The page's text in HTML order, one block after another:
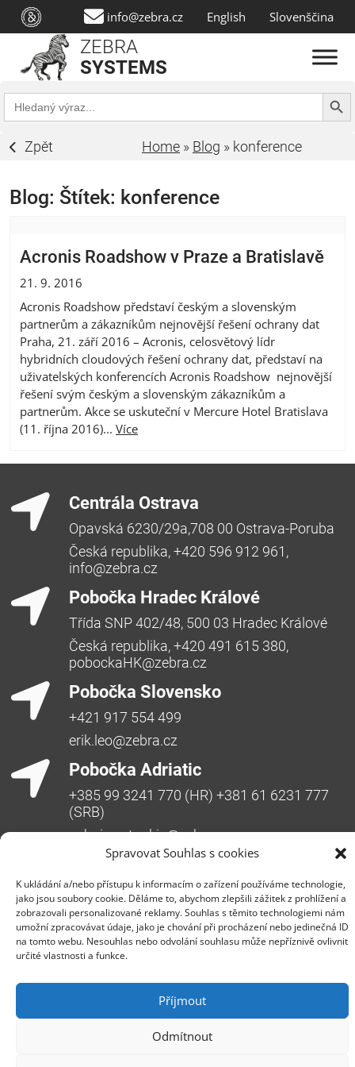
Spravovat Souhlas s cookies
K ukládání a/nebo přístupu k informacím o zařízení používáme technologie,
jako jsou soubory cookie. Děláme to, abychom zlepšili zážitek z prohlížení a
zobrazovali personalizované reklamy. Souhlas s těmito technologiemi nám
umožní zpracovávat údaje, jako je chování při procházení nebo jedinečná ID
na tomto webu. Nesouhlas nebo odvolání souhlasu může nepříznivě ovlivnit
určité vlastnosti a funkce.
Příjmout
Odmítnout
info@zebra.cz English Slovenščina
ZEBRA
SYSTEMS
Search
for:
Search
Zpět Home » Blog » konference
Blog: Štítek: konference
Acronis Roadshow v Praze a Bratislavě
21. 9. 2016
Acronis Roadshow představí českým a slovenským
partnerům a zákazníkům nejnovější řešení ochrany dat
Praha, 21. září 2016 – Acronis, celosvětový lídr
hybridních cloudových řešení ochrany dat, představí na
uživatelských konferencích Acronis Roadshow nejnovější
řešení svým českým a slovenským zákazníkům a
partnerům. Akce se uskuteční v Mercure Hotel Bratislava
(11. října 2016)... Více
Centrála Ostrava
Opavská 6230/29a,708 00 Ostrava-Poruba
Česká republika, +420 596 912 961,
info@zebra.cz
Pobočka Hradec Králové
Třída SNP 402/48, 500 03 Hradec Králové
Česká republika, +420 491 615 380,
pobockaHK@zebra.cz
Pobočka Slovensko
+421 917 554 499
erik.leo@zebra.cz
Pobočka Adriatic
+385 99 3241 770 (HR) +381 61 6231 777
(SRB)
nebojsa.stankic@zebra.cz
distributorem s přidanou hodnotou (VAD) v segmentu
IT bezpečnosti, ochrany dat a business continuity v
České republice, na Slovensku a v jihovýchodní
Evropě. Jedná se o rodinnou firmu s třicetiletou
historií na trhu. Vedle prodeje produktů poskytuje